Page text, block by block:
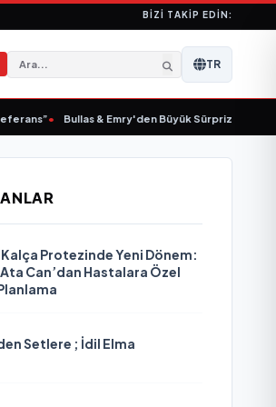
BIZI TAKIP EDIN:
TR
• Bullas & Emry'den Büyük Sürpriz! "Kaç Kurtul"
Protezinde Yeni Dönem:
Can’dan Hastalara Özel
Setlere ; İdil Elma